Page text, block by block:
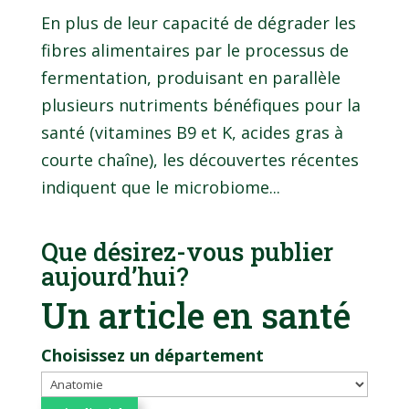
En plus de leur capacité de dégrader les
fibres alimentaires par le processus de
fermentation, produisant en parallèle
plusieurs nutriments bénéfiques pour la
santé (vitamines B9 et K, acides gras à
courte chaîne), les découvertes récentes
indiquent que le microbiome...
Que désirez-vous publier
aujourd’hui?
Un article en santé
Choisissez un département